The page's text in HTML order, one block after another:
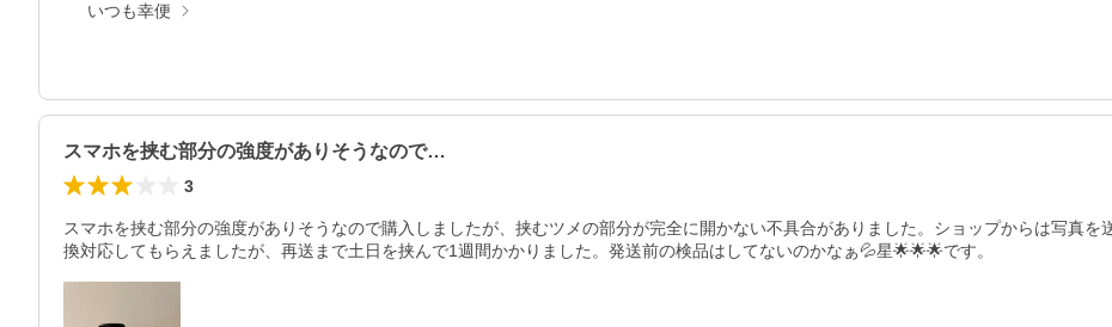
いつも幸便
スマホを挟む部分の強度がありそうなので…
3
スマホを挟む部分の強度がありそうなので購入しましたが、挟むツメの部分が完全に開かない不具合がありました。ショップからは写真
換対応してもらえましたが、再送まで土日を挟んで1週間かかりました。発送前の検品はしてないのかなぁ💦星🌟🌟🌟です。